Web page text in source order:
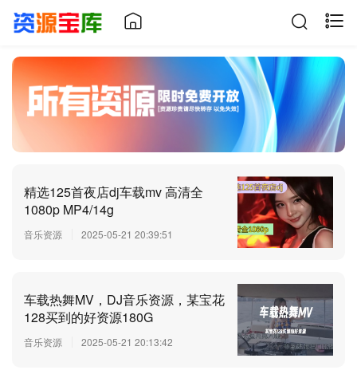
精选125首夜店dj车载mv 高清全
1080p MP4/14g
音乐资源 2025-05-21 20:39:51
车载热舞MV，DJ音乐资源，某宝花
128买到的好资源180G
音乐资源 2025-05-21 20:13:42